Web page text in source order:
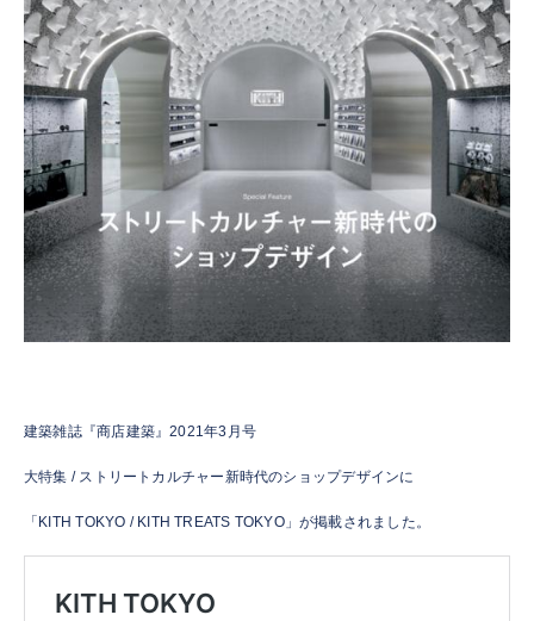
建築雑誌『商店建築』2021年3月号
大特集 / ストリートカルチャー新時代のショップデザインに
「KITH TOKYO / KITH TREATS TOKYO」が掲載されました。